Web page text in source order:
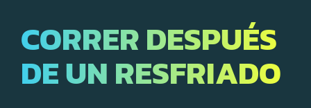
CORRER DESPUÉS
DE UN RESFRIADO